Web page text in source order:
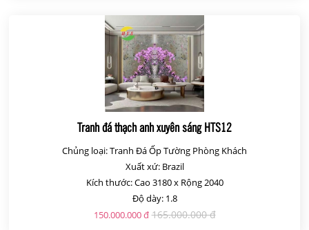
Tranh đá thạch anh xuyên sáng HTS12
Chủng loại: Tranh Đá Ốp Tường Phòng Khách
Xuất xứ: Brazil
Kích thước: Cao 3180 x Rộng 2040
Độ dày: 1.8
150.000.000 đ 165.000.000 đ